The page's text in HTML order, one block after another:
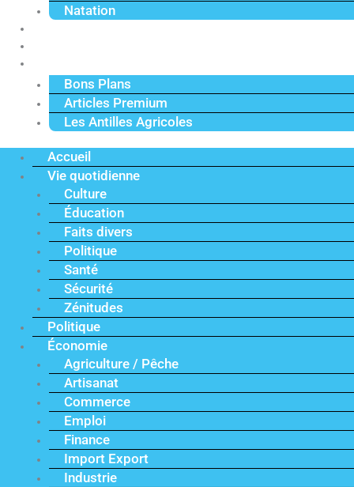
Natation
Bons Plans
Articles Premium
Les Antilles Agricoles
Accueil
Vie quotidienne
Culture
Éducation
Faits divers
Politique
Santé
Sécurité
Zénitudes
Politique
Économie
Agriculture / Pêche
Artisanat
Commerce
Emploi
Finance
Import Export
Industrie